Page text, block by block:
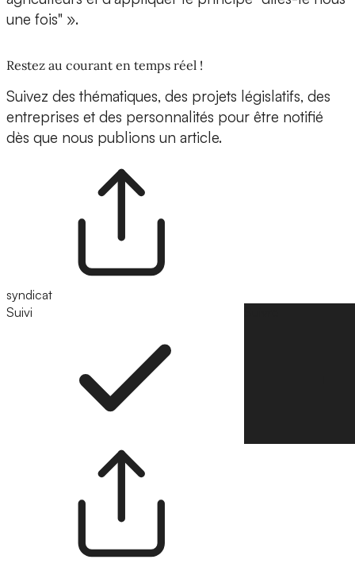
une fois" ».
Restez au courant en temps réel !
Suivez des thématiques, des projets législatifs, des
entreprises et des personnalités pour être notifié
dès que nous publions un article.
syndicat
Suivi